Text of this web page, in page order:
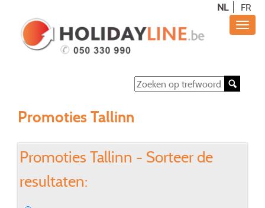
NL FR
Promoties Tallinn
Promoties Tallinn - Sorteer de
resultaten: